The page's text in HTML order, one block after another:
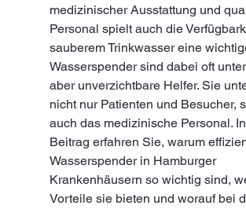
medizinischer Ausstattung und
Personal spielt auch die
sauberem Trinkwasser eine
Wasserspender sind dabei oft
aber unverzichtbare Helfer. Sie
nicht nur Patienten und Besucher,
auch das medizinische Personal.
Beitrag erfahren Sie, warum
Wasserspender in Hamburger
Krankenhäusern so wichtig sind,
Vorteile sie bieten und worauf bei